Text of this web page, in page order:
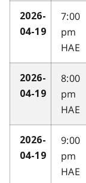
2026-
04-19
7:00
pm
HAE
2026-
04-19
8:00
pm
HAE
2026-
04-19
9:00
pm
HAE